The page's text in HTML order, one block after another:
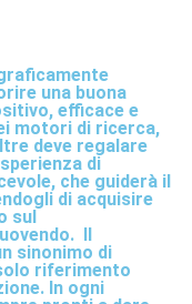
una buona
efficace e
motori di ricerca,
deve regalare
di
che guiderà il
di acquisire
sul
Il
sinonimo di
riferimento
In ogni